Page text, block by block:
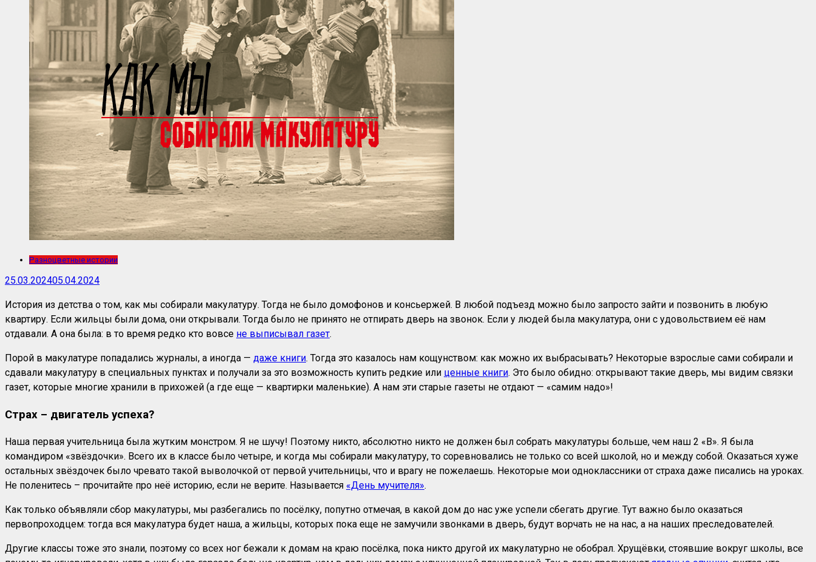
Разноцветные истории
25.03.202405.04.2024
История из детства о том, как мы собирали макулатуру. Тогда не было домофонов и консьержей. В любой подъезд можно было запросто зайти и позвонить в любую
квартиру. Если жильцы были дома, они открывали. Тогда было не принято не отпирать дверь на звонок. Если у людей была макулатура, они с удовольствием её нам
отдавали. А она была: в то время редко кто вовсе не выписывал газет.
Порой в макулатуре попадались журналы, а иногда — даже книги. Тогда это казалось нам кощунством: как можно их выбрасывать? Некоторые взрослые сами собирали и
сдавали макулатуру в специальных пунктах и получали за это возможность купить редкие или ценные книги. Это было обидно: открывают такие дверь, мы видим связки
газет, которые многие хранили в прихожей (а где еще — квартирки маленькие). А нам эти старые газеты не отдают — «самим надо»!
Страх – двигатель успеха?
Наша первая учительница была жутким монстром. Я не шучу! Поэтому никто, абсолютно никто не должен был собрать макулатуры больше, чем наш 2 «В». Я была
командиром «звёздочки». Всего их в классе было четыре, и когда мы собирали макулатуру, то соревновались не только со всей школой, но и между собой. Оказаться хуже
остальных звёздочек было чревато такой выволочкой от первой учительницы, что и врагу не пожелаешь. Некоторые мои одноклассники от страха даже писались на уроках.
Не поленитесь – прочитайте про неё историю, если не верите. Называется «День мучителя».
Как только объявляли сбор макулатуры, мы разбегались по посёлку, попутно отмечая, в какой дом до нас уже успели сбегать другие. Тут важно было оказаться
первопроходцем: тогда вся макулатура будет наша, а жильцы, которых пока еще не замучили звонками в дверь, будут ворчать не на нас, а на наших преследователей.
Другие классы тоже это знали, поэтому со всех ног бежали к домам на краю посёлка, пока никто другой их макулатурно не обобрал. Хрущёвки, стоявшие вокруг школы, все